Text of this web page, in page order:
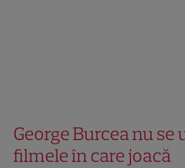
George Burcea nu se
filmele în care joacă